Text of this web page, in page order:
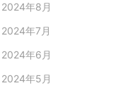
2024年8月
2024年7月
2024年6月
2024年5月